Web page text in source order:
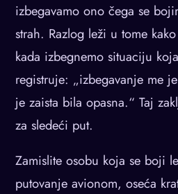
izbegavamo ono čega se
strah. Razlog leži u tome
kada izbegnemo situaciju
registruje: „izbegavanje me
je zaista bila opasna.“ Taj
za sledeći put.
Zamislite osobu koja se boji
putovanje avionom, oseća